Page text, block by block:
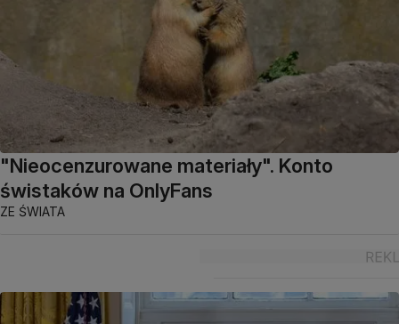
"Nieocenzurowane materiały". Konto
świstaków na OnlyFans
ZE ŚWIATA